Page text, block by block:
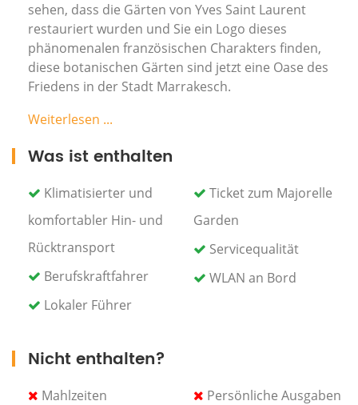
sehen, dass die Gärten von Yves Saint Laurent
restauriert wurden und Sie ein Logo dieses
phänomenalen französischen Charakters finden,
diese botanischen Gärten sind jetzt eine Oase des
Friedens in der Stadt Marrakesch.
Dieser herrliche tropische Garten befindet sich in
und einer fabelhaften Sammlung in privaten
sind hier zu finden. Setzen Sie die Tour mit einem
Besuch des Gartens und der historischen Zisterne
von Sultan Abderrahmane, die seit hundert Jahren
ein Königreich in Marokko ist. Das Gebiet ist von
historischen Stadtmauern und Tore von Marrakesch
Weiterlesen ...
Was ist enthalten
Klimatisierter und
komfortabler Hin- und
Rücktransport
Berufskraftfahrer
Lokaler Führer
Ticket zum Majorelle
Garden
Servicequalität
WLAN an Bord
Nicht enthalten?
Mahlzeiten Persönliche Ausgaben